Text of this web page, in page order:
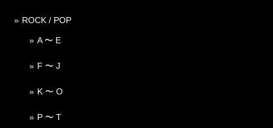
ROCK / POP
A 〜 E
F 〜 J
K 〜 O
P 〜 T